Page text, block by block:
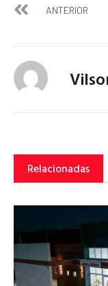
ANTERIOR
Relacionadas